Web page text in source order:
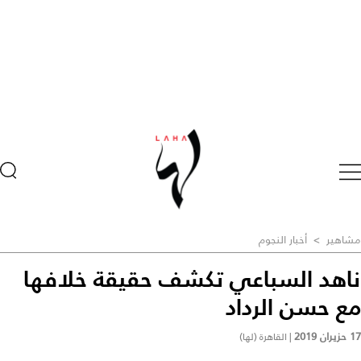
مشاهير > أخبار النجوم
ناهد السباعي تكشف حقيقة خلافها
مع حسن الرداد
17 حزيران 2019 | القاهرة (لها)